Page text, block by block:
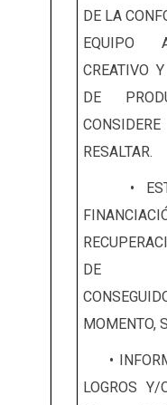
DE LA
EQUIPO
CREATIVO
DE
RESALTAR.
•
DE
MOMENTO,
•
LOGROS Y/